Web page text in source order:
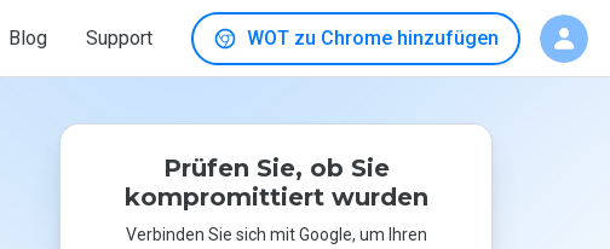
Blog Support WOT zu Chrome hinzufügen
Prüfen Sie, ob Sie
kompromittiert wurden
Verbinden Sie sich mit Google, um Ihren